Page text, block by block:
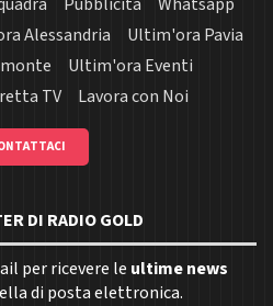
Alessandria
Ultim'ora Pavia
Ultim'ora Eventi
TV Lavora con Noi
DI RADIO GOLD
per ricevere le ultime news
di posta elettronica.